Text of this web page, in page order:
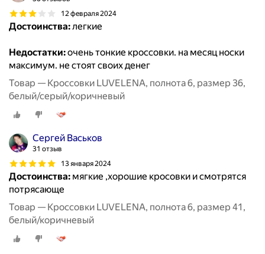
12 февраля 2024
Достоинства:легкие
Недостатки:очень тонкие кроссовки. на месяц носки
максимум. не стоят своих денег
Товар — Кроссовки LUVELENA, полнота 6, размер 36,
белый/серый/коричневый
Сергей Васьков
31 отзыв
13 января 2024
Достоинства: мягкие ,хорошие кросовки и смотрятся
потрясающе
Товар — Кроссовки LUVELENA, полнота 6, размер 41,
белый/коричневый